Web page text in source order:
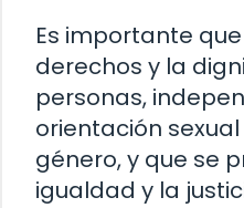
Es importante
derechos y la
personas,
orientación
género, y que se
igualdad y la